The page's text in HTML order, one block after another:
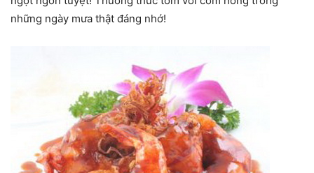
những ngày mưa thật đáng nhớ!